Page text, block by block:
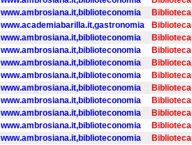
www.ambrosiana.it,biblioteconomia Biblioteca
www.academiabarilla.it,gastronomia Biblioteca
www.ambrosiana.it,biblioteconomia Biblioteca
www.ambrosiana.it,biblioteconomia Biblioteca
www.ambrosiana.it,biblioteconomia Biblioteca
www.ambrosiana.it,biblioteconomia Biblioteca
www.ambrosiana.it,biblioteconomia Biblioteca
www.ambrosiana.it,biblioteconomia Biblioteca
www.ambrosiana.it,biblioteconomia Biblioteca
www.ambrosiana.it,biblioteconomia Biblioteca
www.ambrosiana.it,biblioteconomia Biblioteca